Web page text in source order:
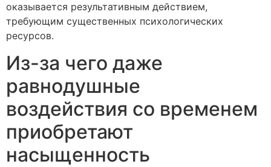
оказывается результативным действием,
требующим существенных психологических
ресурсов.
Из-за чего даже
равнодушные
воздействия со временем
приобретают
насыщенность